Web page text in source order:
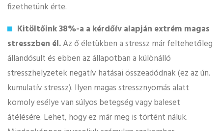
fizethetünk érte.
Kitöltőink 38%-a a kérdőív alapján extrém magas
stresszben él.Az ő életükben a stressz már feltehetőleg
állandósult és ebben az állapotban a különálló
stresszhelyzetek negatív hatásai összeadódnak (ez az ún.
kumulatív stressz). Ilyen magas stressznyomás alatt
komoly esélye van súlyos betegség vagy baleset
átélésére. Lehet, hogy ez már meg is történt náluk.